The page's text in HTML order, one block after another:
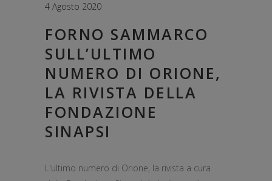
4 Agosto 2020
FORNO SAMMARCO
SULL’ULTIMO
NUMERO DI ORIONE,
LA RIVISTA DELLA
FONDAZIONE
SINAPSI
L'ultimo numero di Orione, la rivista a cura